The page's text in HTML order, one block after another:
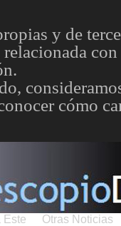
y de
cómo
Este Otras Noticias